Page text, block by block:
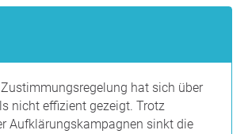
hat sich über
nicht effizient gezeigt. Trotz
Aufklärungskampagnen sinkt die